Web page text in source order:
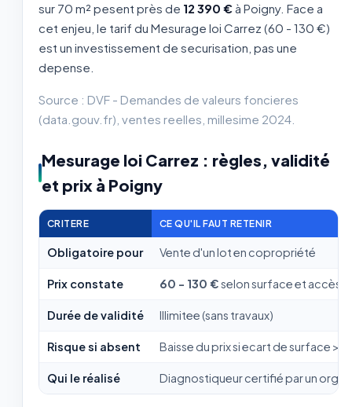
sur 70 m² pesent près de 12 390 € à Poigny. Face a
cet enjeu, le tarif du Mesurage loi Carrez (60 - 130 €)
est un investissement de securisation, pas une
depense.
Source : DVF - Demandes de valeurs foncieres
(data.gouv.fr), ventes reelles, millesime 2024.
Mesurage loi Carrez : règles, validité
et prix à Poigny
CRITERE CE QU'IL FAUT RETENIR
Obligatoire pour Vente d'un lot en copropriété
Prix constate 60 - 130 €selon surface et accès
Durée de validité Illimitee (sans travaux)
Risque si absent Baisse du prix si ecart de surface > 5
Qui le réalisé Diagnostiqueur certifié par un